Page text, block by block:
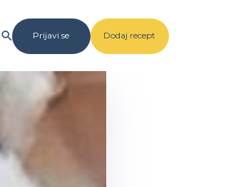
Prijavi se Dodaj recept